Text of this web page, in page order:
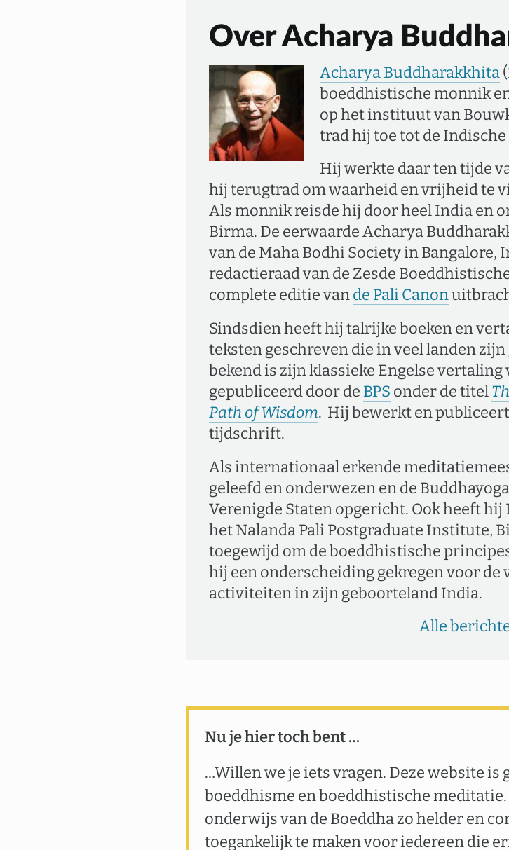
Over Acharya
Acharya Buddharakkhita
boeddhistische monnik
op het instituut van
trad hij toe tot de Indische
Hij werkte daar ten tijde
hij terugtrad om waarheid en vrijheid te
Als monnik reisde hij door heel India en
Birma. De eerwaarde Acharya
van de Maha Bodhi Society in Bangalore,
redactieraad van de Zesde
complete editie vande Pali Canon
Sindsdien heeft hij talrijke boeken en
teksten geschreven die in veel landen
bekend is zijn klassieke Engelse vertaling
gepubliceerd door de BPS onder de titel
Path of Wisdom. Hij bewerkt en
tijdschrift.
Als internationaal erkende
geleefd en onderwezen en de
Verenigde Staten opgericht. Ook heeft
het Nalanda Pali Postgraduate Institute,
toegewijd om de boeddhistische
hij een onderscheiding gekregen voor
activiteiten in zijn geboorteland India.
Alle
Nu je hier toch bent …
…Willen we je iets vragen. Deze website
boeddhisme en boeddhistische
onderwijs van de Boeddha zo helder en
toegankelijk te maken voor iedereen die